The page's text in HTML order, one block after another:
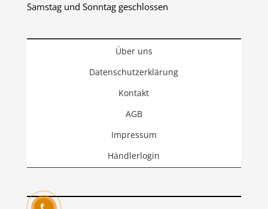
Samstag und Sonntag geschlossen
Über uns
Datenschutzerklärung
Kontakt
AGB
Impressum
Händlerlogin